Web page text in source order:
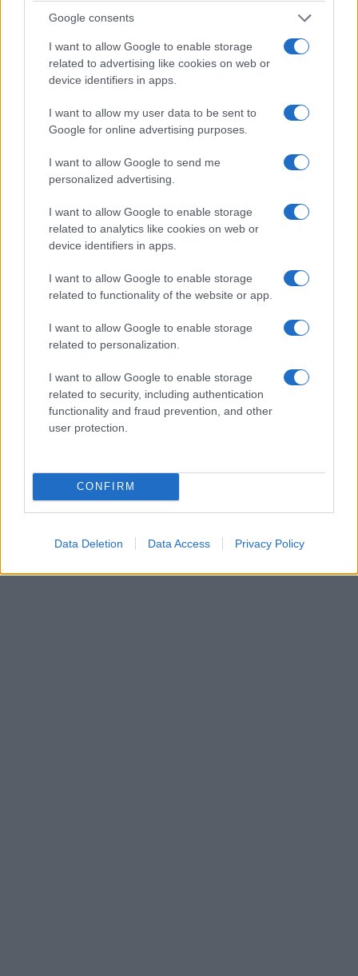
Google consents
I want to allow Google to enable storage
related to advertising like cookies on web or
device identifiers in apps.
I want to allow my user data to be sent to
Google for online advertising purposes.
I want to allow Google to send me
personalized advertising.
I want to allow Google to enable storage
related to analytics like cookies on web or
device identifiers in apps.
I want to allow Google to enable storage
related to functionality of the website or app.
I want to allow Google to enable storage
related to personalization.
I want to allow Google to enable storage
related to security, including authentication
functionality and fraud prevention, and other
user protection.
CONFIRM
Data Deletion Data Access Privacy Policy